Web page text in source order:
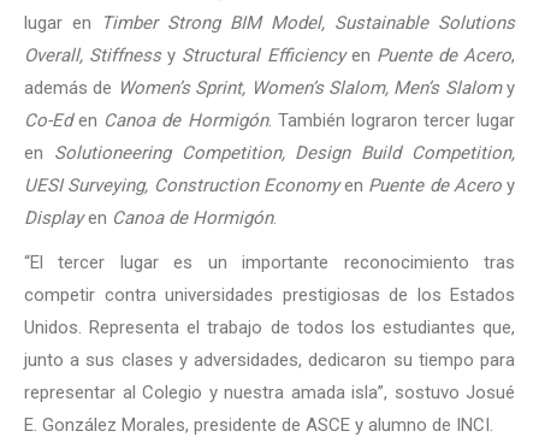
lugar en
Timber Strong BIM Model, Sustainable Solutions
Overall, Stiffnessy Structural Efficiencyen Puente de Acero,
además de Women’s Sprint, Women’s Slalom, Men’s Slalomy
Co-Eden Canoa de Hormigón. También lograron tercer lugar
en Solutioneering Competition, Design Build Competition,
UESI Surveying, Construction Economyen Puente de Aceroy
Displayen Canoa de Hormigón.
“El tercer lugar es un importante reconocimiento tras
competir contra universidades prestigiosas de los Estados
Unidos. Representa el trabajo de todos los estudiantes que,
junto a sus clases y adversidades, dedicaron su tiempo para
representar al Colegio y nuestra amada isla”, sostuvo Josué
E. González Morales, presidente de ASCE y alumno de INCI.